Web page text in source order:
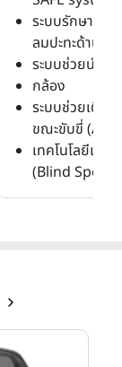
ระบบรักษาสม
ลมปะทะด้านข้าง
ระบบช่วยนำร
กล้อง
ระบบช่วยเตือน
ขณะขับขี่
เทคโนโลยีเตื
(Blind Spot